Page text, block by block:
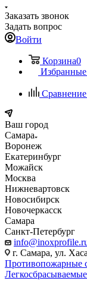
Заказать звонок
Задать вопрос
Войти
Корзина0
Сравнение
Ваш город
Самара
Воронеж
Екатеринбург
Можайск
Москва
Нижневартовск
Новосибирск
Новочеркасск
Самара
Санкт-Петербург
г. Самара, ул.
Противопожарные